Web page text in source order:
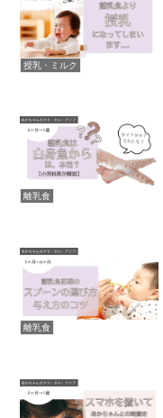
授乳・ミルク
離乳食
離乳食